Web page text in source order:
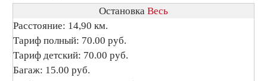
Остановка Весь
Расстояние: 14,90 км.
Тариф полный: 70.00 руб.
Тариф детский: 70.00 руб.
Багаж: 15.00 руб.